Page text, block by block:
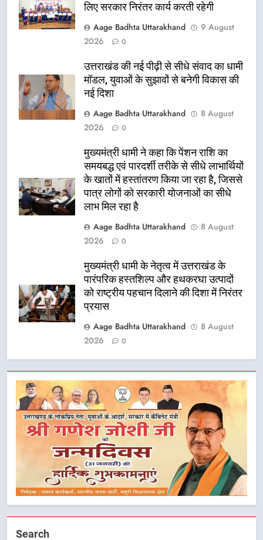
लिए सरकार निरंतर कार्य करती रहेगी
Aage Badhta Uttarakhand
9 August
2026
0
उत्तराखंड की नई पीढ़ी से सीधे संवाद का धामी
मॉडल, युवाओं के सुझावों से बनेगी विकास की
नई दिशा
Aage Badhta Uttarakhand
8 August
2026
0
मुख्यमंत्री धामी ने कहा कि पेंशन राशि का
समयबद्ध एवं पारदर्शी तरीके से सीधे लाभार्थियों
के खातों में हस्तांतरण किया जा रहा है, जिससे
पात्र लोगों को सरकारी योजनाओं का सीधे
लाभ मिल रहा है
Aage Badhta Uttarakhand
8 August
2026
0
मुख्यमंत्री धामी के नेतृत्व में उत्तराखंड के
पारंपरिक हस्तशिल्प और हथकरघा उत्पादों
को राष्ट्रीय पहचान दिलाने की दिशा में निरंतर
प्रयास
Aage Badhta Uttarakhand
8 August
2026
0
Search
5
मिशन की योजनाओं के लिए नया हस्तांतरण